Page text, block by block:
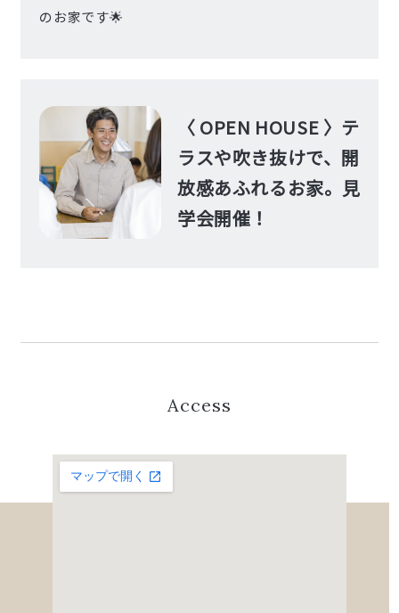
のお家です🌟
〈 OPEN HOUSE 〉テ
ラスや吹き抜けで、開
放感あふれるお家。見
学会開催！
Access